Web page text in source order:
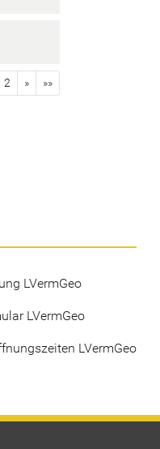
2 » »»
LVermGeo
LVermGeo
LVermGeo